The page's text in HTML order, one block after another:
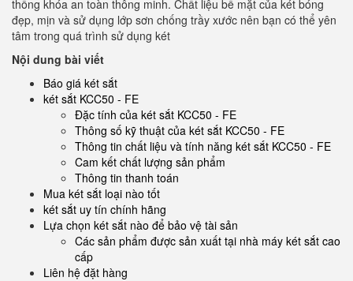
thống khóa an toàn thông minh. Chất liệu bề mặt của két bóng
đẹp, mịn và sử dụng lớp sơn chống trầy xước nên bạn có thể yên
tâm trong quá trình sử dụng két
Nội dung bài viết
Báo giá két sắt
két sắt KCC50 - FE
Đặc tính của két sắt KCC50 - FE
Thông số kỹ thuật của két sắt KCC50 - FE
Thông tin chất liệu và tính năng két sắt KCC50 - FE
Cam kết chất lượng sản phẩm
Thông tin thanh toán
Mua két sắt loại nào tốt
két sắt uy tín chính hãng
Lựa chọn két sắt nào để bảo vệ tài sản
Các sản phẩm được sản xuất tại nhà máy két sắt cao
cấp
Liên hệ đặt hàng